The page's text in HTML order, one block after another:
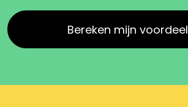
Bereken mijn voordeel